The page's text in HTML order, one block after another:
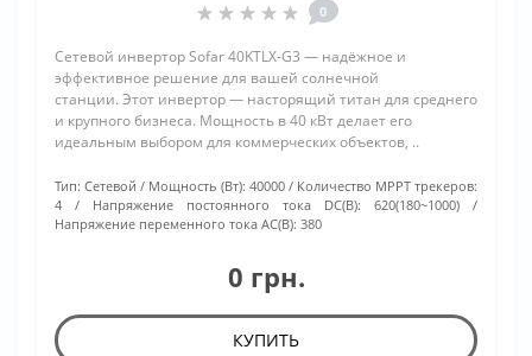
0
Сетевой инвертор Sofar 40KTLX-G3 — надёжное и
эффективное решение для вашей солнечной
станции. Этот инвертор — насторящий титан для среднего
и крупного бизнеса. Мощность в 40 кВт делает его
идеальным выбором для коммерческих объектов, ..
Тип: Сетевой Мощность (Вт): 40000
Количество МРРТ трекеров:
4
Напряжение постоянного тока DC(В):
620(180~1000)
Напряжение переменного тока АС(В): 380
0 грн.
КУПИТЬ